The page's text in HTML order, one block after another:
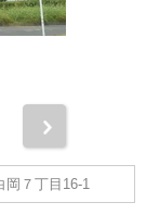
７丁目16-1